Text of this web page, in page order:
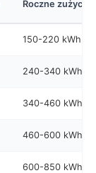
Roczne zużycie
150-220 kWh
240-340 kWh
340-460 kWh
460-600 kWh
600-850 kWh